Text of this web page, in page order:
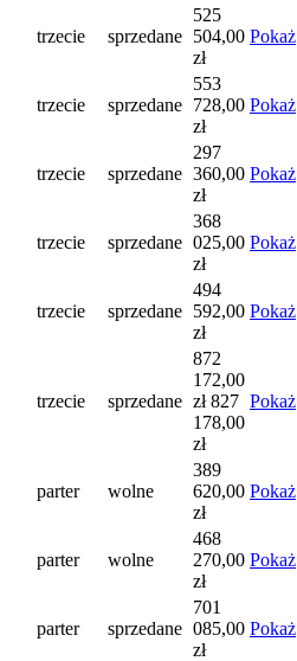
trzecie sprzedane
525
504,00
zł
Pokaż
trzecie sprzedane
553
728,00
zł
Pokaż
trzecie sprzedane
297
360,00
zł
Pokaż
trzecie sprzedane
368
025,00
zł
Pokaż
trzecie sprzedane
494
592,00
zł
Pokaż
trzecie sprzedane
872
172,00
zł827
178,00
zł
Pokaż
parter wolne
389
620,00
zł
Pokaż
parter wolne
468
270,00
zł
Pokaż
parter sprzedane
701
085,00
zł
Pokaż